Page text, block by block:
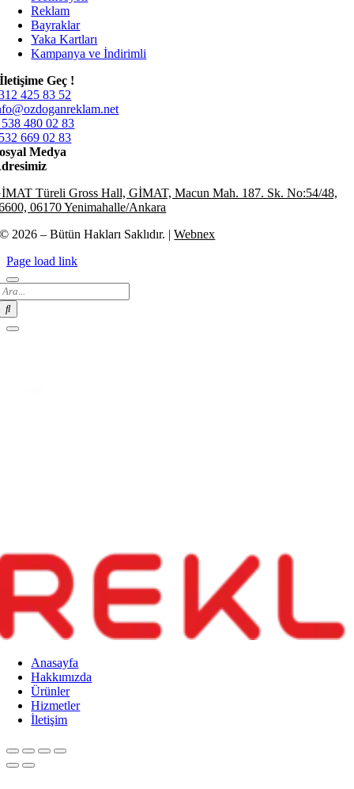
Reklam
Bayraklar
Yaka Kartları
Kampanya ve İndirimli
İletişime Geç !
425 83 52
480 02 83
669 02 83
Medya
Türeli Gross Hall, GİMAT, Macun Mah. 187. Sk. No:54/48,
06170 Yenimahalle/Ankara
© 2026 – Bütün Hakları Saklıdır. |Webnex
Page load link
Anasayfa
Hakkımızda
Ürünler
Hizmetler
İletişim